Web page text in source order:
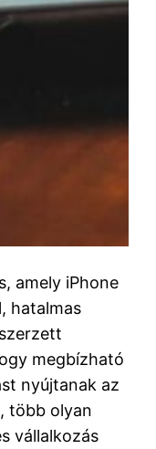
amely iPhone
hatalmas
megbízható
nyújtanak az
több olyan
vállalkozás